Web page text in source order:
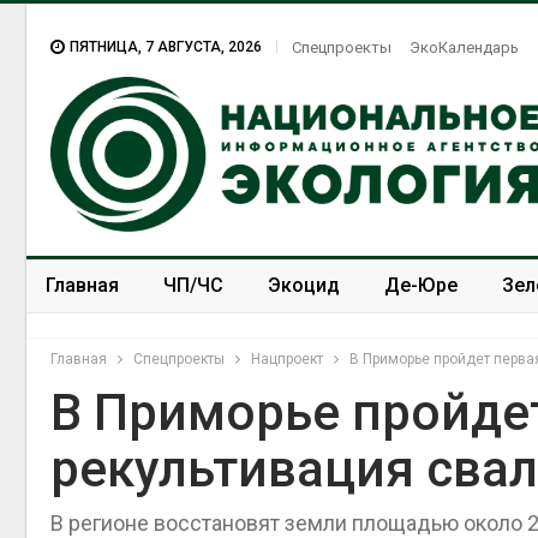
ПЯТНИЦА, 7 АВГУСТА, 2026 Спецпроекты ЭкоКалендарь
Главная ЧП/ЧС Экоцид Де-Юре
Главная Спецпроекты Нацпроект В Приморье пройдет
В Приморье
рекультивация
В регионе восстановят земли площадью около
МЕГА и ВкусВилл
установили
вторсырья